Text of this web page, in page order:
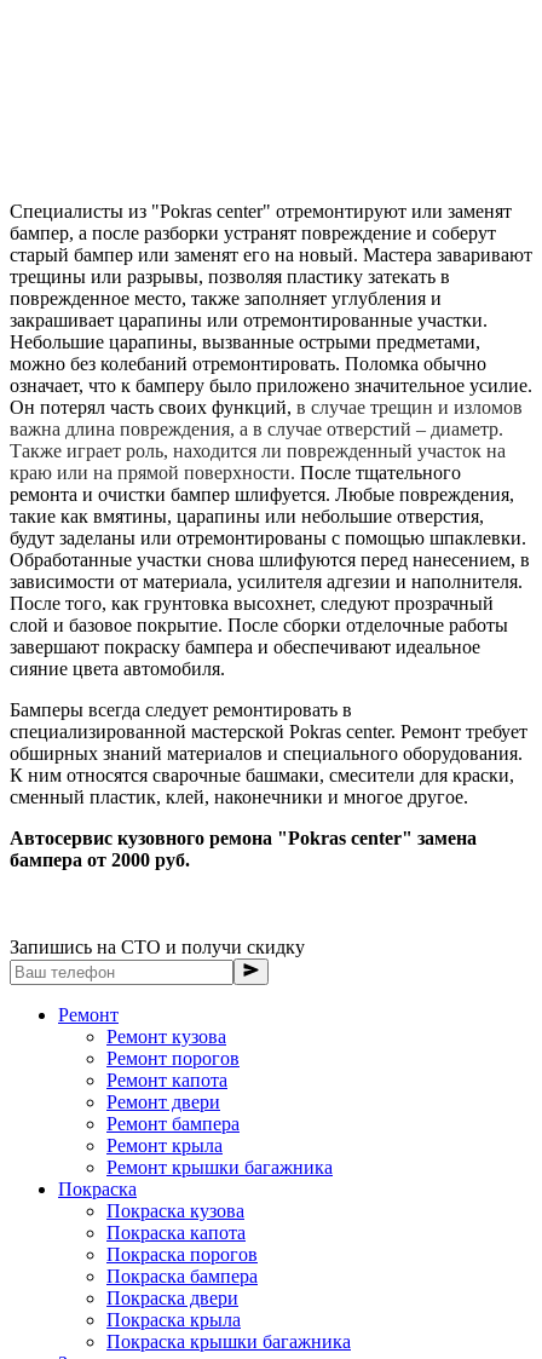
Специалисты из "Pokras center" отремонтируют или заменят
бампер, а после разборки устранят повреждение и соберут
старый бампер или заменят его на новый. Мастера заваривают
трещины или разрывы, позволяя пластику затекать в
поврежденное место, также заполняет углубления и
закрашивает царапины или отремонтированные участки.
Небольшие царапины, вызванные острыми предметами,
можно без колебаний отремонтировать. Поломка обычно
означает, что к бамперу было приложено значительное усилие.
Он потерял часть своих функций, в случае трещин и изломов
важна длина повреждения, а в случае отверстий – диаметр.
Также играет роль, находится ли поврежденный участок на
краю или на прямой поверхности. После тщательного
ремонта и очистки бампер шлифуется. Любые повреждения,
такие как вмятины, царапины или небольшие отверстия,
будут заделаны или отремонтированы с помощью шпаклевки.
Обработанные участки снова шлифуются перед нанесением, в
зависимости от материала, усилителя адгезии и наполнителя.
После того, как грунтовка высохнет, следуют прозрачный
слой и базовое покрытие. После сборки отделочные работы
завершают покраску бампера и обеспечивают идеальное
сияние цвета автомобиля.
Бамперы всегда следует ремонтировать в
специализированной мастерской Pokras center. Ремонт требует
обширных знаний материалов и специального оборудования.
К ним относятся сварочные башмаки, смесители для краски,
сменный пластик, клей, наконечники и многое другое.
Автосервис кузовного ремона "Pokras center" замена
бампера от 2000 руб.
Запишись на СТО и получи скидку
Ремонт
Ремонт кузова
Ремонт порогов
Ремонт капота
Ремонт двери
Ремонт бампера
Ремонт крыла
Ремонт крышки багажника
Покраска
Покраска кузова
Покраска капота
Покраска порогов
Покраска бампера
Покраска двери
Покраска крыла
Покраска крышки багажника